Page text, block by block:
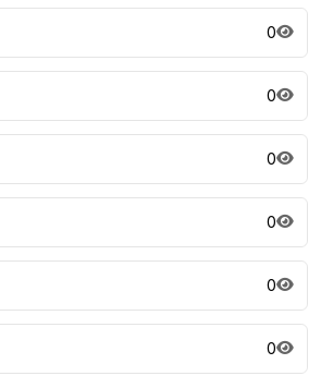
0
0
0
0
0
0